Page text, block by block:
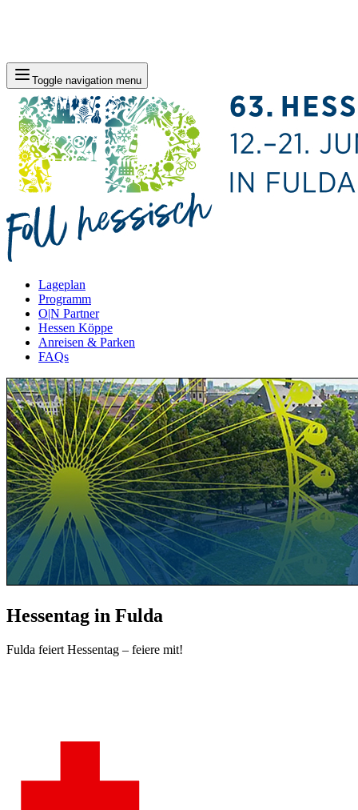
Toggle navigation menu
Lageplan
Programm
O|N Partner
Hessen Köppe
Anreisen & Parken
FAQs
Hessentag in Fulda
Fulda feiert Hessentag – feiere mit!